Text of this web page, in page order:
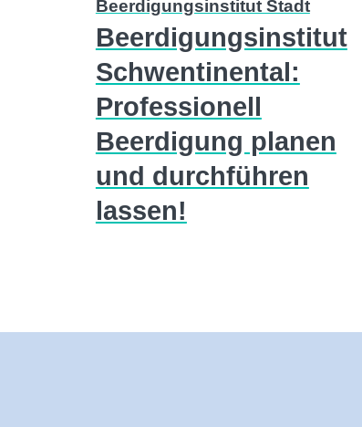
Beerdigungsinstitut Stadt
Beerdigungsinstitut
Schwentinental:
Professionell
Beerdigung planen
und durchführen
lassen!